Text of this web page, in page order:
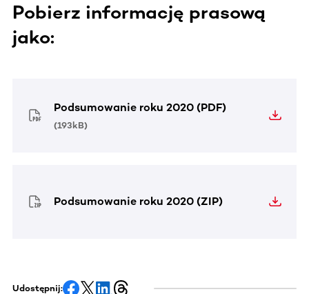
Pobierz informację prasową
jako:
Podsumowanie roku 2020 (PDF)
(193kB)
Podsumowanie roku 2020 (ZIP)
Udostępnij: